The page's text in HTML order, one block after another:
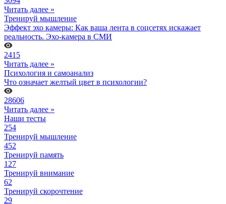
Читать далее »
Тренируй мышление
Эффект эхо камеры: Как ваша лента в соцсетях искажает
реальность. Эхо-камера в СМИ
2415
Читать далее »
Психология и самоанализ
Что означает желтый цвет в психологии?
28606
Читать далее »
Наши тесты
254
Тренируй мышление
452
Тренируй память
127
Тренируй внимание
62
Тренируй скорочтение
29